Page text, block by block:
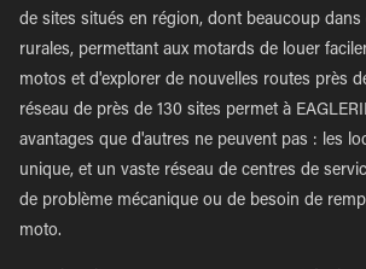
de sites situés en région, dont beaucoup dans
rurales, permettant aux motards de louer
motos et d'explorer de nouvelles routes près
réseau de près de 130 sites permet à
avantages que d'autres ne peuvent pas : les
unique, et un vaste réseau de centres de
de problème mécanique ou de besoin de
moto.